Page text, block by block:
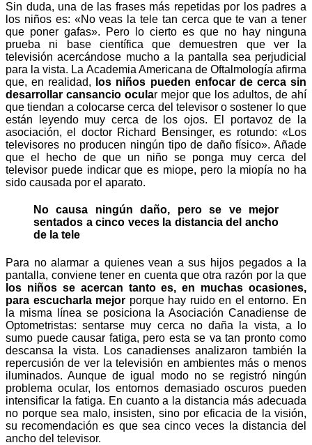
Sin duda, una de las frases más repetidas por los padres a
los niños es: «No veas la tele tan cerca que te van a tener
que poner gafas». Pero lo cierto es que no hay ninguna
prueba ni base científica que demuestren que ver la
televisión acercándose mucho a la pantalla sea perjudicial
para la vista. La Academia Americana de Oftalmología afirma
que, en realidad, los niños pueden enfocar de cerca sin
desarrollar cansancio ocular mejor que los adultos, de ahí
que tiendan a colocarse cerca del televisor o sostener lo que
están leyendo muy cerca de los ojos. El portavoz de la
asociación, el doctor Richard Bensinger, es rotundo: «Los
televisores no producen ningún tipo de daño físico». Añade
que el hecho de que un niño se ponga muy cerca del
televisor puede indicar que es miope, pero la miopía no ha
sido causada por el aparato.
No causa ningún daño, pero se ve mejor
sentados a cinco veces la distancia del ancho
de la tele
Para no alarmar a quienes vean a sus hijos pegados a la
pantalla, conviene tener en cuenta que otra razón por la que
los niños se acercan tanto es, en muchas ocasiones,
para escucharla mejor porque hay ruido en el entorno. En
la misma línea se posiciona la Asociación Canadiense de
Optometristas: sentarse muy cerca no daña la vista, a lo
sumo puede causar fatiga, pero esta se va tan pronto como
descansa la vista. Los canadienses analizaron también la
repercusión de ver la televisión en ambientes más o menos
iluminados. Aunque de igual modo no se registró ningún
problema ocular, los entornos demasiado oscuros pueden
intensificar la fatiga. En cuanto a la distancia más adecuada
no porque sea malo, insisten, sino por eficacia de la visión,
su recomendación es que sea cinco veces la distancia del
ancho del televisor.